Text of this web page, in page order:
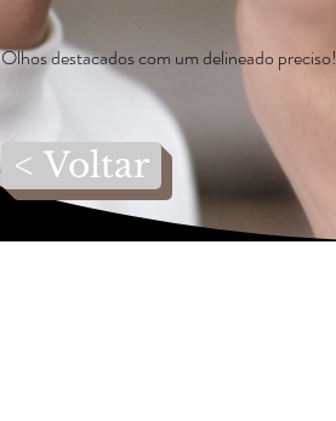
Olhos destacados com um delineado preciso!
< Voltar